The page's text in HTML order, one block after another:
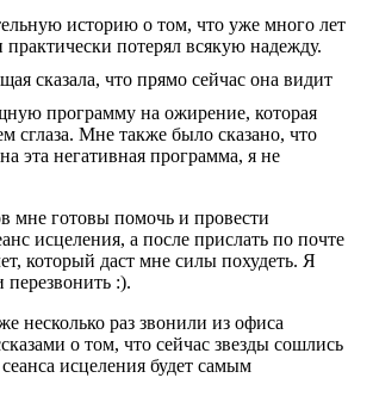
историю о том, что уже много лет
практически потерял всякую надежду.
сказала, что прямо сейчас она видит
программу на ожирение, которая
сглаза. Мне также было сказано, что
эта негативная программа, я не
мне готовы помочь и провести
исцеления, а после прислать по почте
который даст мне силы похудеть. Я
:).
несколько раз звонили из офиса
о том, что сейчас звезды сошлись
исцеления будет самым